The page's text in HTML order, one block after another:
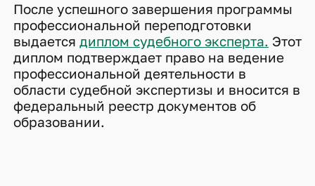
После успешного завершения программы
профессиональной переподготовки
выдается диплом судебного эксперта. Этот
диплом подтверждает право на ведение
профессиональной деятельности в
области судебной экспертизы и вносится в
федеральный реестр документов об
образовании.